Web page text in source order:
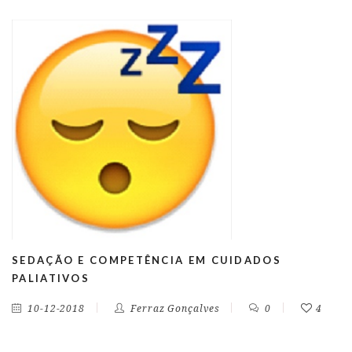
SEDAÇÃO E COMPETÊNCIA EM CUIDADOS
PALIATIVOS
10-12-2018 Ferraz Gonçalves 0 4